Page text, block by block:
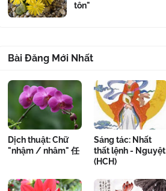
tôn"
Bài Đăng Mới Nhất
Dịch thuật: Chữ
"nhậm / nhâm" 任
Sáng tác: Nhất
thất lệnh - Nguyệt
(HCH)